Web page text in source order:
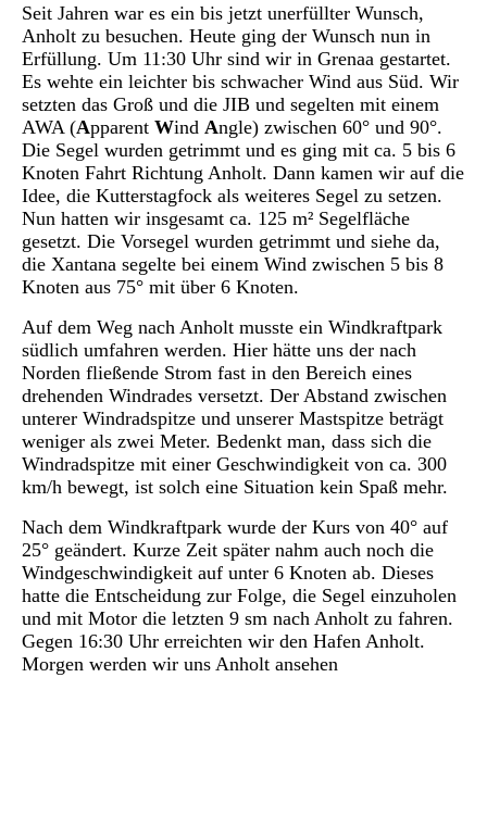
Seit Jahren war es ein bis jetzt unerfüllter Wunsch,
Anholt zu besuchen. Heute ging der Wunsch nun in
Erfüllung. Um 11:30 Uhr sind wir in Grenaa gestartet.
Es wehte ein leichter bis schwacher Wind aus Süd. Wir
setzten das Groß und die JIB und segelten mit einem
AWA (Apparent Wind Angle) zwischen 60° und 90°.
Die Segel wurden getrimmt und es ging mit ca. 5 bis 6
Knoten Fahrt Richtung Anholt. Dann kamen wir auf die
Idee, die Kutterstagfock als weiteres Segel zu setzen.
Nun hatten wir insgesamt ca. 125 m² Segelfläche
gesetzt. Die Vorsegel wurden getrimmt und siehe da,
die Xantana segelte bei einem Wind zwischen 5 bis 8
Knoten aus 75° mit über 6 Knoten.
Auf dem Weg nach Anholt musste ein Windkraftpark
südlich umfahren werden. Hier hätte uns der nach
Norden fließende Strom fast in den Bereich eines
drehenden Windrades versetzt. Der Abstand zwischen
unterer Windradspitze und unserer Mastspitze beträgt
weniger als zwei Meter. Bedenkt man, dass sich die
Windradspitze mit einer Geschwindigkeit von ca. 300
km/h bewegt, ist solch eine Situation kein Spaß mehr.
Nach dem Windkraftpark wurde der Kurs von 40° auf
25° geändert. Kurze Zeit später nahm auch noch die
Windgeschwindigkeit auf unter 6 Knoten ab. Dieses
hatte die Entscheidung zur Folge, die Segel einzuholen
und mit Motor die letzten 9 sm nach Anholt zu fahren.
Gegen 16:30 Uhr erreichten wir den Hafen Anholt.
Morgen werden wir uns Anholt ansehen